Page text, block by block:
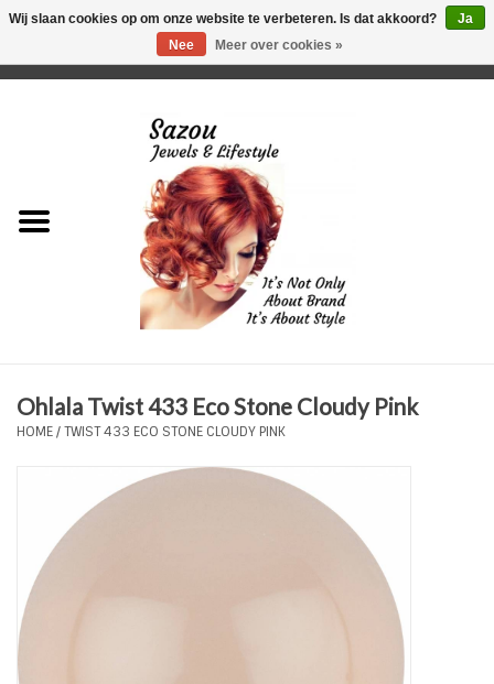
Just for Him
Plus Size Sieraden
Tassen en meer
Haaraccesoires
Ohlala Twist 433 Eco Stone Cloudy Pink
HOME/TWIST 433 ECO STONE CLOUDY PINK
Wij slaan cookies op om onze website te verbeteren. Is dat akkoord?
Ja
Nee
Meer over cookies »